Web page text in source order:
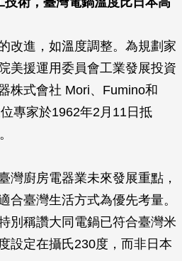
改進，如溫度調整。為規劃家
美援運用委員會工業發展投資
株式會社 Mori、Fumino和
專家於1962年2月11日抵
灣廚房電器業未來發展重點，
合臺灣生活方式為優先考量。
別稱讚大同電鍋已符合臺灣米
設定在攝氏230度，而非日本